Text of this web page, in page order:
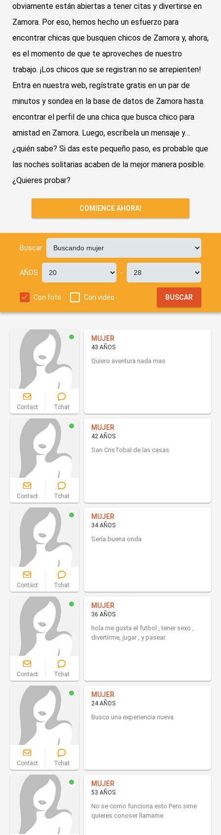
obviamente están abiertas a tener citas y divertirse en
Zamora. Por eso, hemos hecho un esfuerzo para
encontrar chicas que busquen chicos de Zamora y, ahora,
es el momento de que te aproveches de nuestro
trabajo. ¡Los chicos que se registran no se arrepienten!
Entra en nuestra web, regístrate gratis en un par de
minutos y sondea en la base de datos de Zamora hasta
encontrar el perfil de una chica que busca chico para
amistad en Zamora. Luego, escríbela un mensaje y…
¿quién sabe? Si das este pequeño paso, es probable que
las noches solitarias acaben de la mejor manera posible.
¿Quieres probar?
COMIENCE AHORA!
Buscar
AÑOS -
Con foto Con video BUSCAR
Contact Tchat
MUJER
43 AÑOS
Quiero aventura nada mas
Contact Tchat
MUJER
42 AÑOS
San CrisTobal de las casas
Contact Tchat
MUJER
34 AÑOS
Sería buena onda
Contact Tchat
MUJER
36 AÑOS
hola me gusta el futbol , tener sexo ,
divertirme, jugar , y pasear.
Contact Tchat
MUJER
24 AÑOS
Busco una experiencia nueva
MUJER
53 AÑOS
No se como funciona esto Pero sime
quieres conoser llamame